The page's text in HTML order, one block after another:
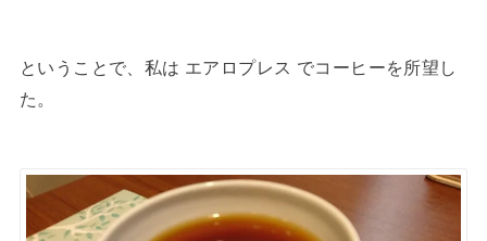
ということで、私は エアロプレス でコーヒーを所望し
た。